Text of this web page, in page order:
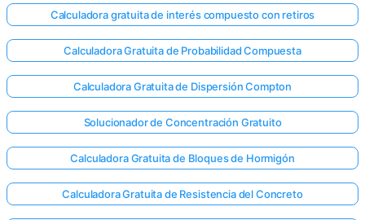
Calculadora gratuita de interés compuesto con retiros
Calculadora Gratuita de Probabilidad Compuesta
Calculadora Gratuita de Dispersión Compton
Solucionador de Concentración Gratuito
Calculadora Gratuita de Bloques de Hormigón
Calculadora Gratuita de Resistencia del Concreto